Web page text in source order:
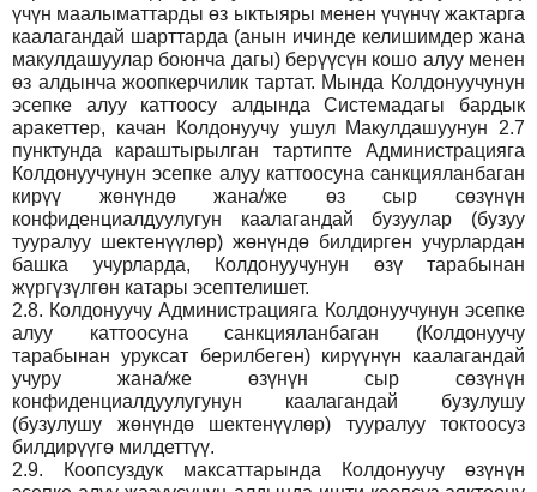
үчүн маалыматтарды өз ыктыяры менен үчүнчү жактарга
каалагандай шарттарда (анын ичинде келишимдер жана
макулдашуулар боюнча дагы) берүүсүн кошо алуу менен
өз алдынча жоопкерчилик тартат. Мында Колдонуучунун
эсепке алуу каттоосу алдында Системадагы бардык
аракеттер, качан Колдонуучу ушул Макулдашуунун 2.7
пунктунда караштырылган тартипте Администрацияга
Колдонуучунун эсепке алуу каттоосуна санкцияланбаган
кирүү жөнүндө жана/же өз сыр сөзүнүн
конфиденциалдуулугун каалагандай бузуулар (бузуу
тууралуу шектенүүлөр) жөнүндө билдирген учурлардан
башка учурларда, Колдонуучунун өзү тарабынан
жүргүзүлгөн катары эсептелишет.
2.8. Колдонуучу Администрацияга Колдонуучунун эсепке
алуу каттоосуна санкцияланбаган (Колдонуучу
тарабынан уруксат берилбеген) кирүүнүн каалагандай
учуру жана/же өзүнүн сыр сөзүнүн
конфиденциалдуулугунун каалагандай бузулушу
(бузулушу жөнүндө шектенүүлөр) тууралуу токтоосуз
билдирүүгө милдеттүү.
2.9.
Коопсуздук максаттарында Колдонуучу өзүнүн